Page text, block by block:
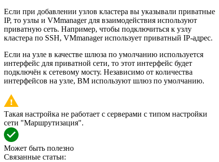
Если при добавлении узлов кластера вы указывали приватные
IP, то узлы и VMmanager для взаимодействия используют
приватную сеть. Например, чтобы подключиться к узлу
кластера по SSH, VMmanager использует приватный IP-адрес.
Если на узле в качестве шлюза по умолчанию используется
интерфейс для приватной сети, то этот интерфейс будет
подключён к сетевому мосту. Независимо от количества
интерфейсов на узле, ВМ используют шлюз по умолчанию.
Такая настройка не работает с серверами с типом настройки
сети "Маршрутизация".
Может быть полезно
Связанные статьи: